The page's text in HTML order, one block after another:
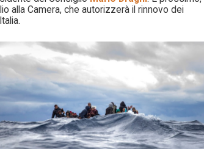
alla Camera, che autorizzerà il rinnovo dei